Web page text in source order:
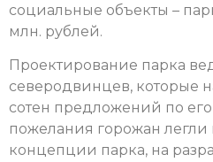
социальные объекты –
млн. рублей.
Проектирование парка
северодвинцев, которые
сотен предложений по
пожелания горожан легли
концепции парка, на